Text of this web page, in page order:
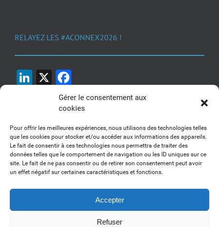
Gérer le consentement aux
cookies
Pour offrir les meilleures expériences, nous utilisons des technologies telles
que les cookies pour stocker et/ou accéder aux informations des appareils.
Le fait de consentir à ces technologies nous permettra de traiter des
données telles que le comportement de navigation ou les ID uniques sur ce
site. Le fait de ne pas consentir ou de retirer son consentement peut avoir
un effet négatif sur certaines caractéristiques et fonctions.
Accepter
Refuser
RELAYEZ LES #ACONNEX2026 !
LinkedIn
X
1, 2, 3... Buzzez !
Découvrez nos kits communication